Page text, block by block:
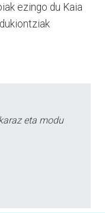
ezingo du Kaia
eta modu